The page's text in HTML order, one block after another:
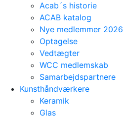
Acab´s historie
ACAB katalog
Nye medlemmer 2026
Optagelse
Vedtægter
WCC medlemskab
Samarbejdspartnere
Kunsthåndværkere
Keramik
Glas